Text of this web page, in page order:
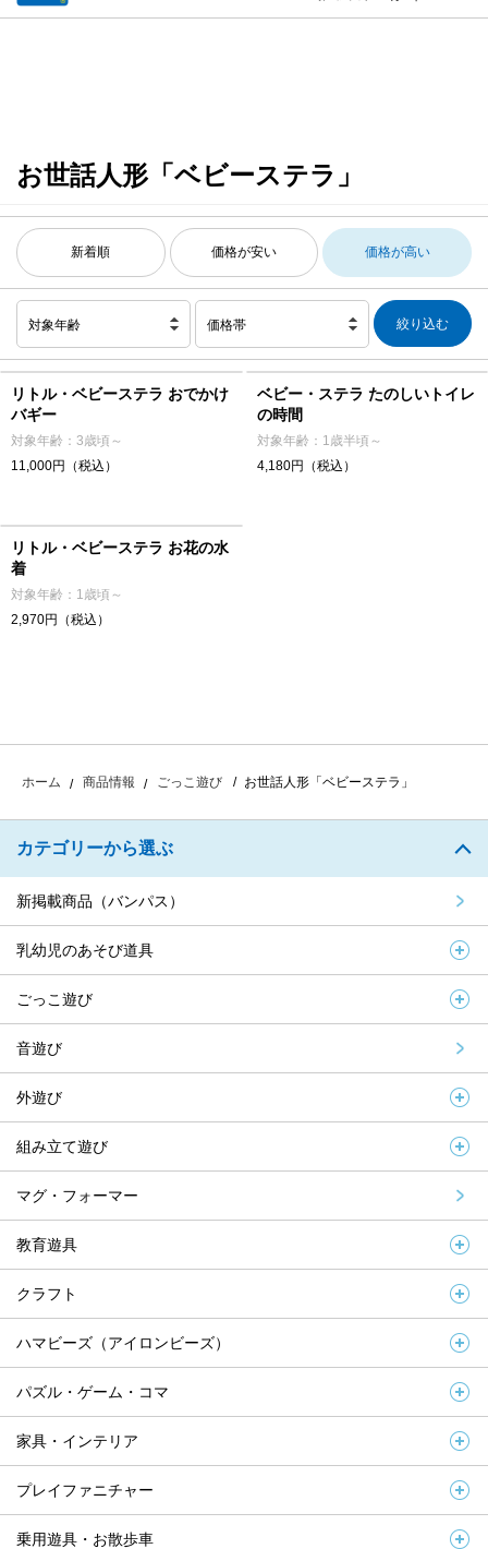
お世話人形「ベビーステラ」
新着順 価格が安い 価格が高い
対象年齢 価格帯
リトル・ベビーステラ おでかけ
バギー
対象年齢：3歳頃～
11,000円（税込）
ベビー・ステラ たのしいトイレ
の時間
対象年齢：1歳半頃～
4,180円（税込）
リトル・ベビーステラ お花の水
着
対象年齢：1歳頃～
2,970円（税込）
ホーム 商品情報 ごっこ遊び お世話人形「ベビーステラ」
カテゴリーから選ぶ
新掲載商品（バンパス）
乳幼児のあそび道具
ごっこ遊び
音遊び
外遊び
組み立て遊び
マグ・フォーマー
教育遊具
クラフト
ハマビーズ（アイロンビーズ）
パズル・ゲーム・コマ
家具・インテリア
プレイファニチャー
乗用遊具・お散歩車